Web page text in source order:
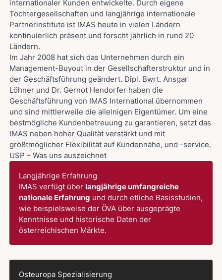
internationaler Kunden entwickelte. Durch eigene
Tochtergesellschaften und langjährige internationale
Partnerinstitute ist IMAS heute in vielen Ländern
kontinuierlich präsent und forscht jährlich in rund 20
Ländern.
Im Jahr 2008 hat sich das Unternehmen durch ein
Management-Buyout in der Gesellschafterstruktur und in
der Geschäftsführung geändert. Dipl. Bwrt. Ansgar
Löhner und Dr. Gernot Hendorfer haben die
Geschäftsführung von IMAS International übernommen
und sind mittlerweile die alleinigen Eigentümer. Um eine
bestmögliche Kundenbetreuung zu garantieren, setzt das
IMAS neben hoher Qualität verstärkt und mit
größtmöglicher Flexibilität auf Kundennähe, und -service.
USP – Was uns auszeichnet
Langjährige Erfahrung
IMAS verfügt über langjährige umfangreiche
nationale Erfahrung und durch etliche Basisstudien,
wie beispielsweise der ÖVA über ausgeprägte
Kenntnisse und historische Daten der
österreichischen Märkte.
Osteuropa Spezialisierung